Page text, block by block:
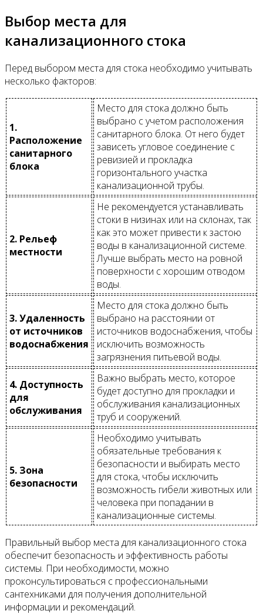
Выбор места для
канализационного стока
Перед выбором места для стока необходимо учитывать
несколько факторов:
1.
Расположение
санитарного
блока
Место для стока должно быть
выбрано с учетом расположения
санитарного блока. От него будет
зависеть угловое соединение с
ревизией и прокладка
горизонтального участка
канализационной трубы.
2. Рельеф
местности
Не рекомендуется устанавливать
стоки в низинах или на склонах, так
как это может привести к застою
воды в канализационной системе.
Лучше выбрать место на ровной
поверхности с хорошим отводом
воды.
3. Удаленность
от источников
водоснабжения
Место для стока должно быть
выбрано на расстоянии от
источников водоснабжения, чтобы
исключить возможность
загрязнения питьевой воды.
4. Доступность
для
обслуживания
Важно выбрать место, которое
будет доступно для прокладки и
обслуживания канализационных
труб и сооружений.
5. Зона
безопасности
Необходимо учитывать
обязательные требования к
безопасности и выбирать место
для стока, чтобы исключить
возможность гибели животных или
человека при попадании в
канализационные системы.
Правильный выбор места для канализационного стока
обеспечит безопасность и эффективность работы
системы. При необходимости, можно
проконсультироваться с профессиональными
сантехниками для получения дополнительной
информации и рекомендаций.